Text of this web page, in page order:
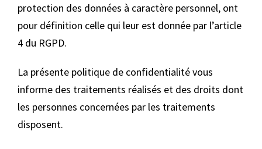
protection des données à caractère personnel, ont
pour définition celle qui leur est donnée par l’article
4 du RGPD.
La présente politique de confidentialité vous
informe des traitements réalisés et des droits dont
les personnes concernées par les traitements
disposent.